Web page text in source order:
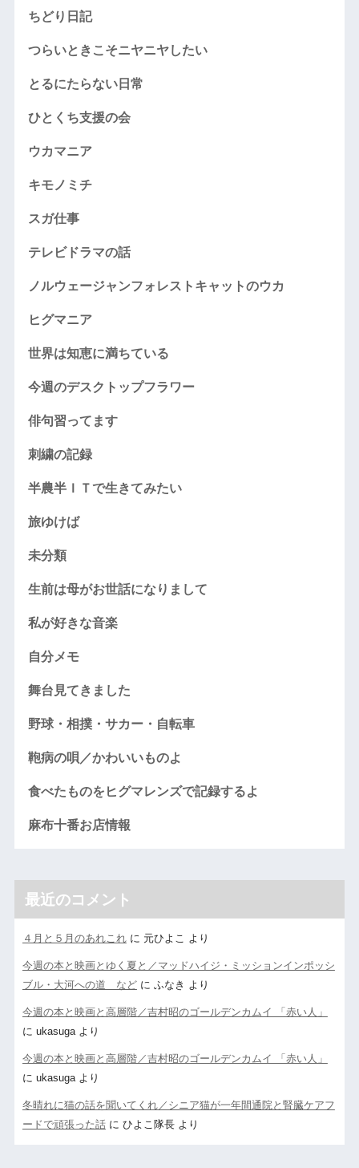
ちどり日記
つらいときこそニヤニヤしたい
とるにたらない日常
ひとくち支援の会
ウカマニア
キモノミチ
スガ仕事
テレビドラマの話
ノルウェージャンフォレストキャットのウカ
ヒグマニア
世界は知恵に満ちている
今週のデスクトップフラワー
俳句習ってます
刺繍の記録
半農半ＩＴで生きてみたい
旅ゆけば
未分類
生前は母がお世話になりまして
私が好きな音楽
自分メモ
舞台見てきました
野球・相撲・サカー・自転車
鞄病の唄／かわいいものよ
食べたものをヒグマレンズで記録するよ
麻布十番お店情報
最近のコメント
４月と５月のあれこれに 元ひよこ より
今週の本と映画とゆく夏と／マッドハイジ・ミッションインポッシ
ブル・大河への道 などに ふなき より
今週の本と映画と高層階／吉村昭のゴールデンカムイ 「赤い人」
に ukasugaより
今週の本と映画と高層階／吉村昭のゴールデンカムイ 「赤い人」
に ukasugaより
冬晴れに猫の話を聞いてくれ／シニア猫が一年間通院と腎臓ケアフ
ードで頑張った話に ひよこ隊長より